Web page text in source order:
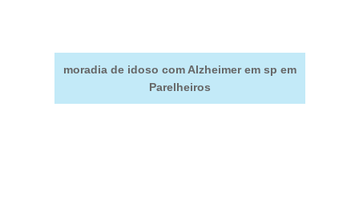
moradia de idoso com Alzheimer em sp em
Parelheiros